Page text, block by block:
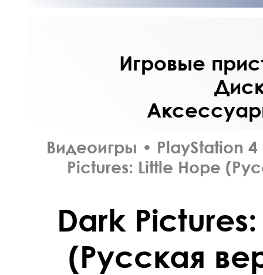
Игровые
Видеоигры • PlayStation 4
Pictures: Little Hope
Dark
(Русская